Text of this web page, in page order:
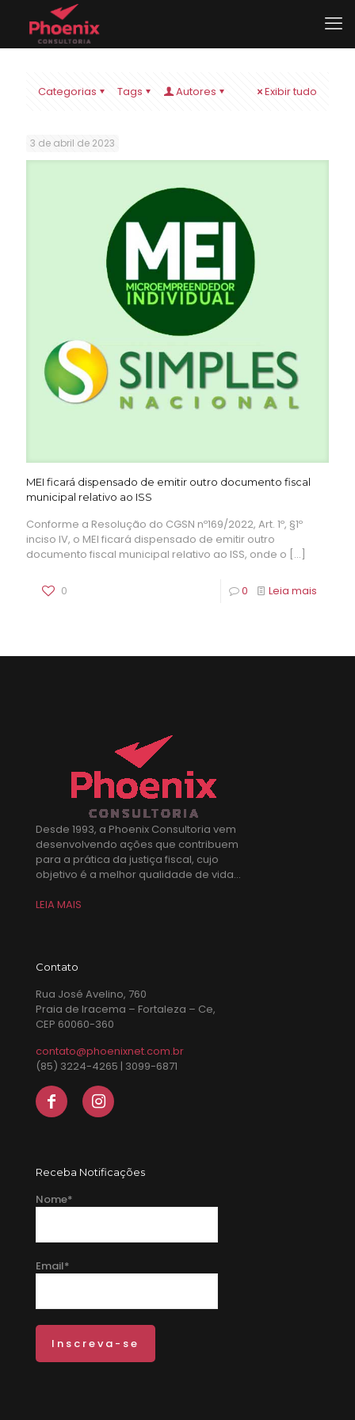
Categorias Tags Autores Exibir tudo
3 de abril de 2023
MEI ficará dispensado de emitir outro documento fiscal
municipal relativo ao ISS
Conforme a Resolução do CGSN nº169/2022, Art. 1º, §1º
inciso IV, o MEI ficará dispensado de emitir outro
documento fiscal municipal relativo ao ISS, onde o […]
0 0 Leia mais
Desde 1993, a Phoenix Consultoria vem
desenvolvendo ações que contribuem
para a prática da justiça fiscal, cujo
objetivo é a melhor qualidade de vida...
LEIA MAIS
Contato
Rua José Avelino, 760
Praia de Iracema – Fortaleza – Ce,
CEP 60060-360
contato@phoenixnet.com.br
(85) 3224-4265 | 3099-6871
Receba Notificações
Nome*
Email*